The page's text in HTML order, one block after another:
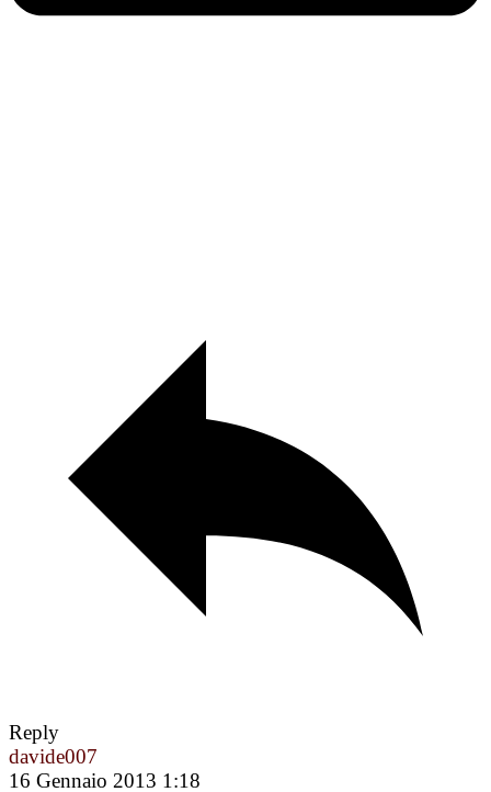
Reply
davide007
16 Gennaio 2013 1:18